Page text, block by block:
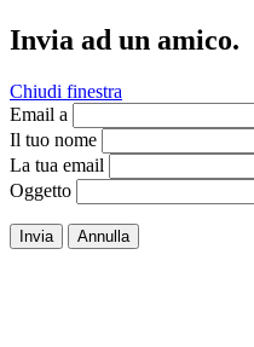
Invia ad un amico.
Chiudi finestra
Email a
Il tuo nome
La tua email
Oggetto
Invia Annulla